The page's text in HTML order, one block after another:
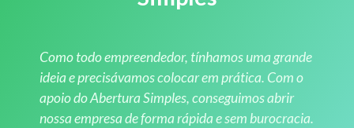
Como todo empreendedor, tínhamos uma grande
ideia e precisávamos colocar em prática. Com o
apoio do Abertura Simples, conseguimos abrir
nossa empresa de forma rápida e sem burocracia.